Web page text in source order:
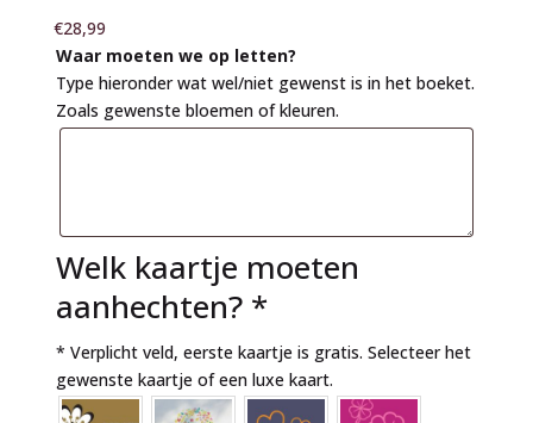
€28,99
Waar moeten we op letten?
Type hieronder wat wel/niet gewenst is in het boeket.
Zoals gewenste bloemen of kleuren.
Welk kaartje moeten
aanhechten? *
* Verplicht veld, eerste kaartje is gratis. Selecteer het
gewenste kaartje of een luxe kaart.